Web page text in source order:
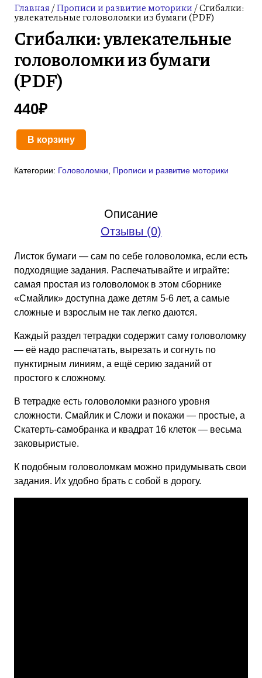
Главная/Прописи и развитие моторики / Сгибалки:
увлекательные головоломки из бумаги (PDF)
Сгибалки: увлекательные
головоломки из бумаги
(PDF)
440₽
Количество
Сгибалки:
В корзину
Категории: Головоломки Прописи и развитие моторики
Описание
Отзывы (0)
Листок бумаги — сам по себе головоломка, если есть
подходящие задания. Распечатывайте и играйте:
самая простая из головоломок в этом сборнике
«Смайлик» доступна даже детям 5-6 лет, а самые
сложные и взрослым не так легко даются.
Каждый раздел тетрадки содержит саму головоломку
— её надо распечатать, вырезать и согнуть по
пунктирным линиям, а ещё серию заданий от
простого к сложному.
В тетрадке есть головоломки разного уровня
сложности. Смайлик и Сложи и покажи — простые, а
Скатерть-самобранка и квадрат 16 клеток — весьма
заковыристые.
К подобным головоломкам можно придумывать свои
задания. Их удобно брать с собой в дорогу.